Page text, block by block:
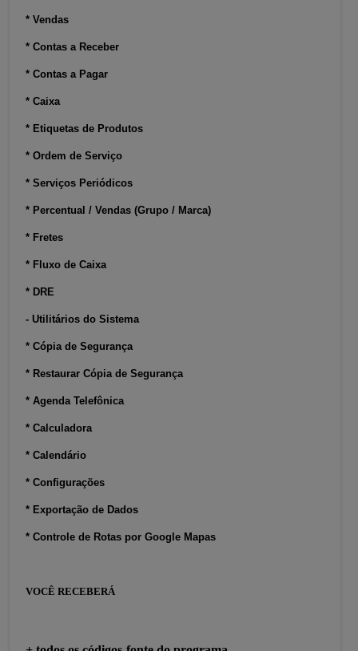
* Vendas
* Contas a Receber
* Contas a Pagar
* Caixa
* Etiquetas de Produtos
* Ordem de Serviço
* Serviços Periódicos
* Percentual / Vendas (Grupo / Marca)
* Fretes
* Fluxo de Caixa
* DRE
- Utilitários do Sistema
* Cópia de Segurança
* Restaurar Cópia de Segurança
* Agenda Telefônica
* Calculadora
* Calendário
* Configurações
* Exportação de Dados
* Controle de Rotas por Google Mapas
VOCÊ RECEBERÁ